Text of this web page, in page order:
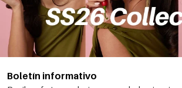
Boletín informativo